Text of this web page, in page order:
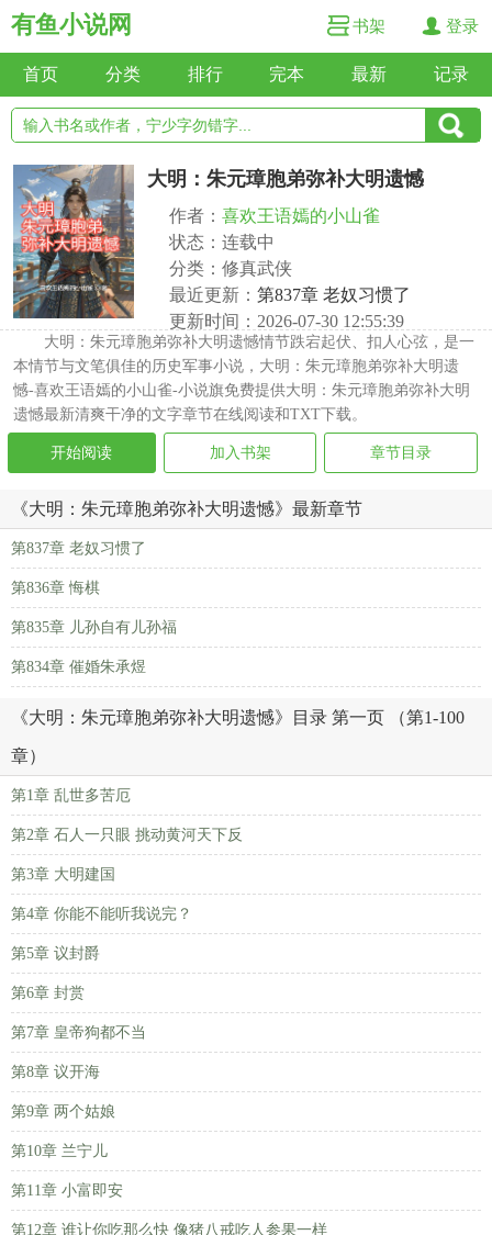
有鱼小说网 书架 登录
首页 分类 排行 完本 最新 记录
大明：朱元璋胞弟弥补大明遗憾
作者： 喜欢王语嫣的小山雀
状态：连载中
分类：修真武侠
最近更新： 第837章 老奴习惯了
更新时间：2026-07-30 12:55:39
大明：朱元璋胞弟弥补大明遗憾情节跌宕起伏、扣人心弦，是一
本情节与文笔俱佳的历史军事小说，大明：朱元璋胞弟弥补大明遗
憾-喜欢王语嫣的小山雀-小说旗免费提供大明：朱元璋胞弟弥补大明
遗憾最新清爽干净的文字章节在线阅读和TXT下载。
开始阅读 加入书架 章节目录
《大明：朱元璋胞弟弥补大明遗憾》最新章节
第837章 老奴习惯了
第836章 悔棋
第835章 儿孙自有儿孙福
第834章 催婚朱承煜
《大明：朱元璋胞弟弥补大明遗憾》目录 第一页 （第1-100
章）
第1章 乱世多苦厄
第2章 石人一只眼 挑动黄河天下反
第3章 大明建国
第4章 你能不能听我说完？
第5章 议封爵
第6章 封赏
第7章 皇帝狗都不当
第8章 议开海
第9章 两个姑娘
第10章 兰宁儿
第11章 小富即安
第12章 谁让你吃那么快 像猪八戒吃人参果一样